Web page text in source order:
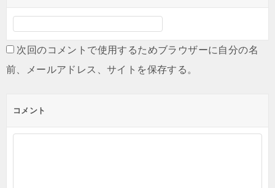
次回のコメントで使用するためブラウザーに自分の名
前、メールアドレス、サイトを保存する。
コメント